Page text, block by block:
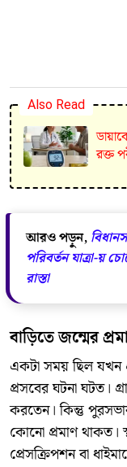
Also Read
রক্ত
আরও পড়ুন,
পরিবর্তন যাত্রা-
রাস্তা
​বাড়িতে জন্মের
​একটা সময় ছিল যখন
প্রসবের ঘটনা ঘটত।
করতেন। কিন্তু
কোনো প্রমাণ থাকত।
প্রেসক্রিপশন বা